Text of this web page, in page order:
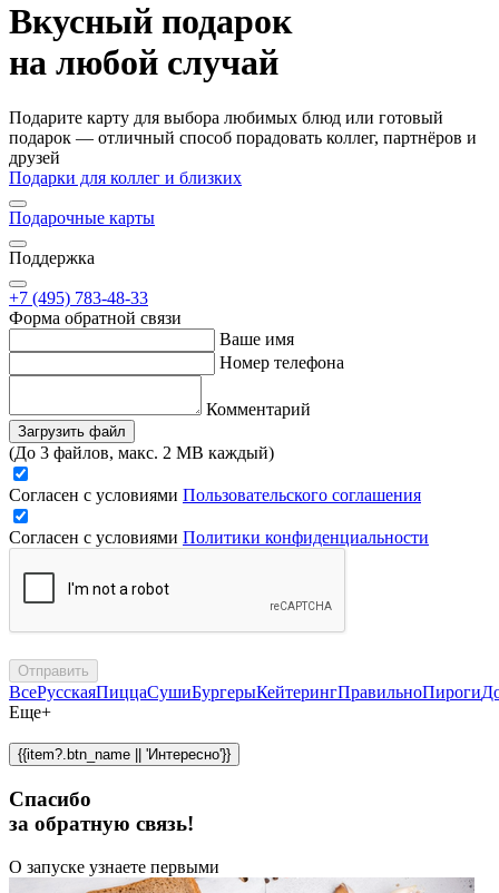
Вкусный подарок
на любой случай
Подарите карту для выбора любимых блюд или готовый
подарок — отличный способ порадовать коллег, партнёров и
друзей
Подарки для коллег и близких
Подарочные карты
Поддержка
+7 (495) 783-48-33
Форма обратной связи
Ваше имя
Номер телефона
Комментарий
Загрузить файл
(До 3 файлов, макс. 2 MB каждый)
Согласен с условиями Пользовательского соглашения
Согласен с условиями Политики конфиденциальности
Отправить
ВсеРусскаяПиццаСушиБургерыКейтерингПравильноПироги
Еще+
{{item?.btn_name || 'Интересно'}}
Спасибо
за обратную связь!
О запуске узнаете первыми